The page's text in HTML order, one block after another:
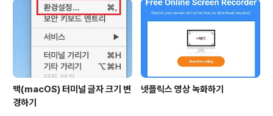
맥(macOS) 터미널 글자 크기 변
경하기
넷플릭스 영상 녹화하기